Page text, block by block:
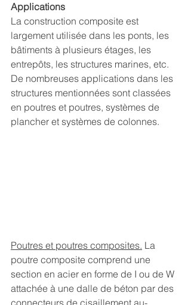
Applications
La construction composite est
largement utilisée dans les ponts, les
bâtiments à plusieurs étages, les
entrepôts, les structures marines, etc.
De nombreuses applications dans les
structures mentionnées sont classées
en poutres et poutres, systèmes de
plancher et systèmes de colonnes.
Poutres et poutres composites. La
poutre composite comprend une
section en acier en forme de I ou de W
attachée à une dalle de béton par des